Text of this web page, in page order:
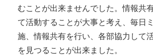
むことが出来ませんでした。情報共
て活動することが大事と考え、毎日
施、情報共有を行い、各部協力して
を見つることが出来ました。